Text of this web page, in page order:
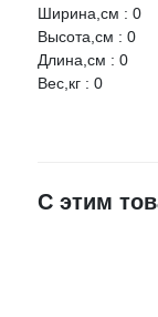
Ширина,см : 0
Высота,см : 0
Длина,см : 0
Вес,кг : 0
Ваше имя
Достоинства
С этим